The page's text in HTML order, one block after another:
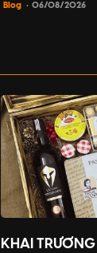
chơi, cho đến trang
Blog • 06/08/2026
KHAI